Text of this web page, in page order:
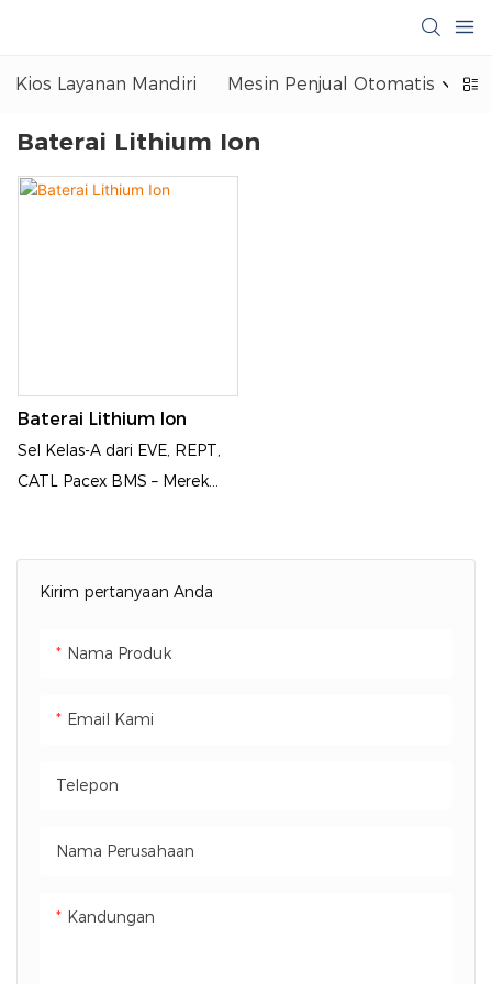
Kios Layanan Mandiri Mesin Penjual Otomatis
Baterai Lithium Ion
Kirim pertanyaan Anda
Nama Produk
Email Kami
Telepon
Nama Perusahaan
Kandungan
Baterai Lithium Ion
Sel Kelas-A dari EVE, REPT,
CATL Pacex BMS – Merek
Kurang dari 2 Jam 5000+